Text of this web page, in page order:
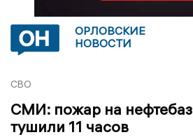
ОРЛОВСКИЕ
НОВОСТИ
СВО
СМИ: пожар на
тушили 11 часов